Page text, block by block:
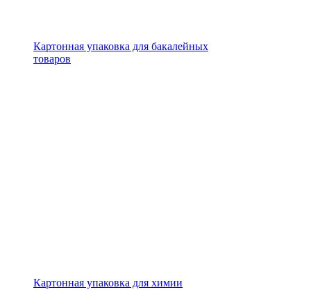
Картонная упаковка для бакалейных
товаров
Картонная упаковка для химии